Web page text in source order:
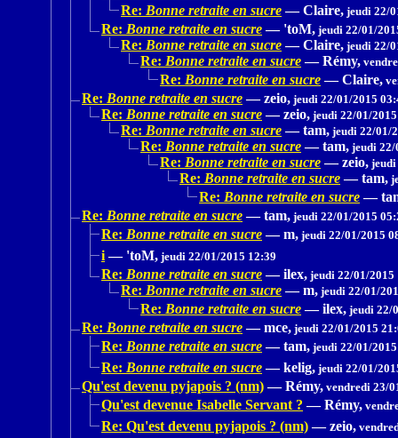
Re: Bonne retraite en sucre — Claire, jeudi 22/
Re: Bonne retraite en sucre — 'toM, jeudi 22/01/
Re: Bonne retraite en sucre — Claire, jeudi 22/
Re: Bonne retraite en sucre — Rémy,
Re: Bonne retraite en sucre — Claire,
Re: Bonne retraite en sucre — zeio, jeudi 22/01/2015
Re: Bonne retraite en sucre — zeio, jeudi 22/01/
Re: Bonne retraite en sucre — tam, jeudi 22/01/
Re: Bonne retraite en sucre — tam, jeudi 22/
Re: Bonne retraite en sucre — zeio, jeudi
Re: Bonne retraite en sucre — tam,
Re: Bonne retraite en sucre —
Re: Bonne retraite en sucre — tam, jeudi 22/01/2015
Re: Bonne retraite en sucre — m, jeudi 22/01/2015
i — 'toM, jeudi 22/01/2015 12:39
Re: Bonne retraite en sucre — ilex, jeudi 22/01/2015
Re: Bonne retraite en sucre — m, jeudi 22/01/
Re: Bonne retraite en sucre — ilex, jeudi 22/
Re: Bonne retraite en sucre — mce, jeudi 22/01/2015
Re: Bonne retraite en sucre — tam, jeudi 22/01/
Re: Bonne retraite en sucre — kelig, jeudi 22/01/
Qu'est devenu pyjapois ? (nm) — Rémy, vendredi 23/
Qu'est devenue Isabelle Servant ? — Rémy,
Re: Qu'est devenu pyjapois ? (nm) — zeio,